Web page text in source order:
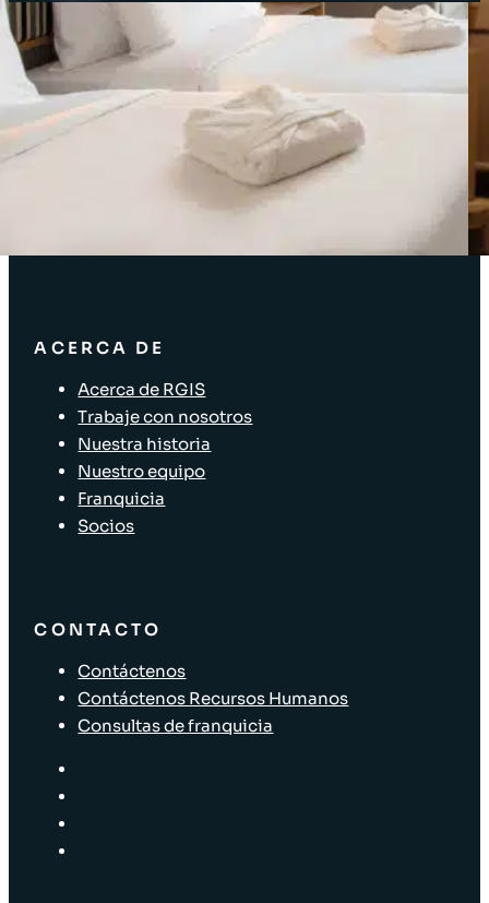
Acceso Clientes
SOLUCIONES
Soluciones de inventario
Soluciones empresariales
Soluciones para la cadena de suministro
Etiquetado de activos
ACERCA DE
Acerca de RGIS
Trabaje con nosotros
Nuestra historia
Nuestro equipo
Franquicia
Socios
CONTACTO
Contáctenos
Contáctenos Recursos Humanos
Consultas de franquicia